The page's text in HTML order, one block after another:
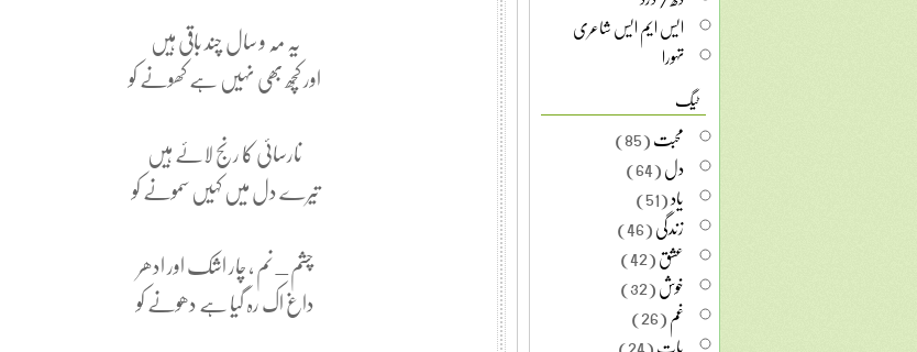
یہ مہ و سال چند باقی ہیں
اور کچھ بھی نہیں ہے کھونے کو
نارسائی کا رنج لائے ہیں
تیرے دل میں کہیں سمونے کو
چشم_نم ، چار اشک اور ادھر
داغ اک رہ گیا ہے دھونے کو
ایس ایم ایس شاعری
تہورا
ٹیگ
محبت(85)
دل(64)
یاد(51)
زندگی(46)
عشق(42)
خوش(32)
غم(26)